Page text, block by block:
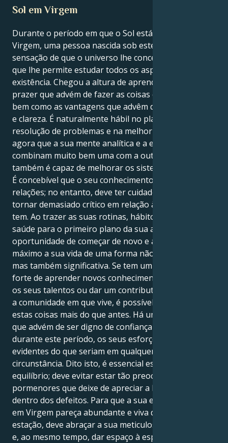
Sol em Virgem
Durante o período em que o Sol está no signo de
Virgem, uma pessoa nascida sob este signo tem a
sensação de que o universo lhe concedeu uma lupa
que lhe permite estudar todos os aspectos da sua
existência. Chegou a altura de aprender a apreciar o
prazer que advém de fazer as coisas corretamente,
bem como as vantagens que advêm de ter estrutura
e clareza. É naturalmente hábil no planeamento, na
resolução de problemas e na melhoria de sistemas,
agora que a sua mente analítica e a energia cósmica
combinam muito bem uma com a outra. Dito isto,
também é capaz de melhorar os sistemas existentes.
É concebível que o seu conhecimento seja útil para as
relações; no entanto, deve ter cuidado para não se
tornar demasiado crítico em relação às ligações que
tem. Ao trazer as suas rotinas, hábitos diários e
saúde para o primeiro plano da sua atenção, tem a
oportunidade de começar de novo e aproveitar ao
máximo a sua vida de uma forma não só saudável,
mas também significativa. Se tem um desejo mais
forte de aprender novos conhecimentos, melhorar
os seus talentos ou dar um contributo positivo para
a comunidade em que vive, é possível que deseje
estas coisas mais do que antes. Há um poder subtil
que advém de ser digno de confiança e prestável, e
durante este período, os seus esforços são mais
evidentes do que seriam em qualquer outra
circunstância. Dito isto, é essencial estabelecer um
equilíbrio; deve evitar estar tão preocupado com os
pormenores que deixe de apreciar a beleza que está
dentro dos defeitos. Para que a sua estação do Sol
em Virgem pareça abundante e viva durante toda a
estação, deve abraçar a sua meticulosidade inerente
e, ao mesmo tempo, dar espaço à espontaneidade.